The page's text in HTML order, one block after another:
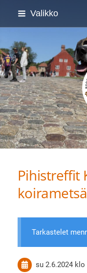
Siirry
Valikko
Pihistreffit
Tarkastelet
su 2.6.2024 klo